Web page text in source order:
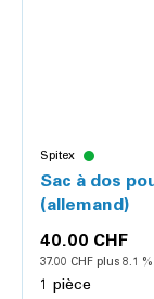
Spitex
Sac à dos
(allemand)
40.00 CHF
37.00 CHF plus 8.1 %
1 pièce